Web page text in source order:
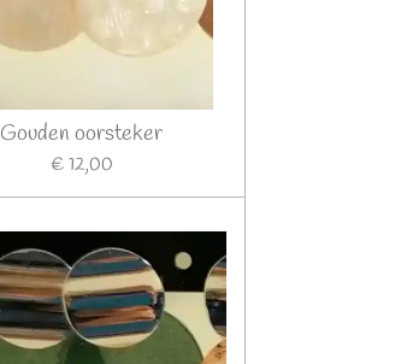
Gouden oorsteker
€ 12,00